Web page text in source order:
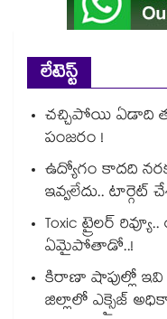
లేటెస్ట్
చచ్చిపోయి ఏడాది
పంజరం !
ఉద్యోగం కాదది
ఇవ్వలేదు.. టార్గెట్
Toxic ట్రైలర్
ఏమైపోతాడో..!
కిరాణా షాపుల్లో
జిల్లాలో ఎక్సైజ్